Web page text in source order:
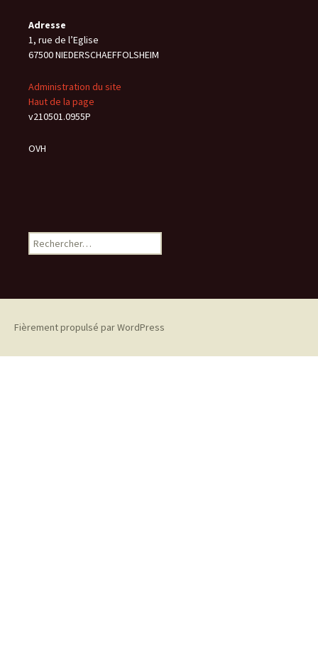
Adresse
1, rue de l’Eglise
67500 NIEDERSCHAEFFOLSHEIM
Administration du site
Haut de la page
v210501.0955P
OVH
Rechercher :
Fièrement propulsé par WordPress